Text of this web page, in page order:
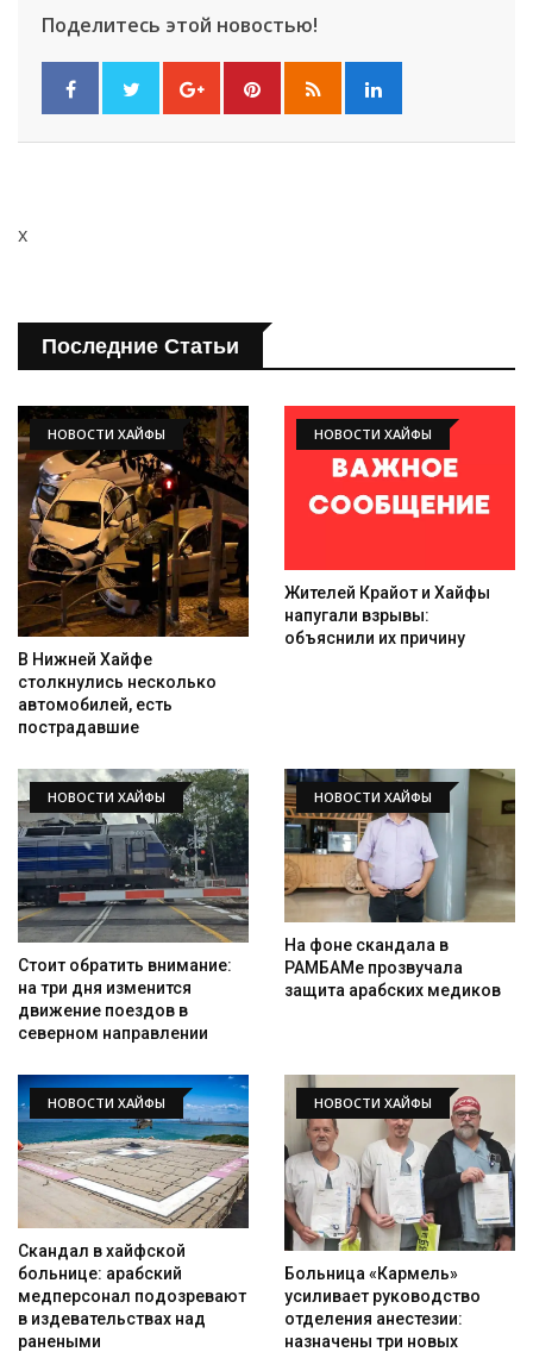
Поделитесь этой новостью!
x
Последние Статьи
НОВОСТИ ХАЙФЫ
В Нижней Хайфе
столкнулись несколько
автомобилей, есть
пострадавшие
НОВОСТИ ХАЙФЫ
Жителей Крайот и Хайфы
напугали взрывы:
объяснили их причину
НОВОСТИ ХАЙФЫ
Стоит обратить внимание:
на три дня изменится
движение поездов в
северном направлении
НОВОСТИ ХАЙФЫ
На фоне скандала в
РАМБАМе прозвучала
защита арабских медиков
НОВОСТИ ХАЙФЫ
Скандал в хайфской
больнице: арабский
медперсонал подозревают
в издевательствах над
ранеными
НОВОСТИ ХАЙФЫ
Больница «Кармель»
усиливает руководство
отделения анестезии:
назначены три новых